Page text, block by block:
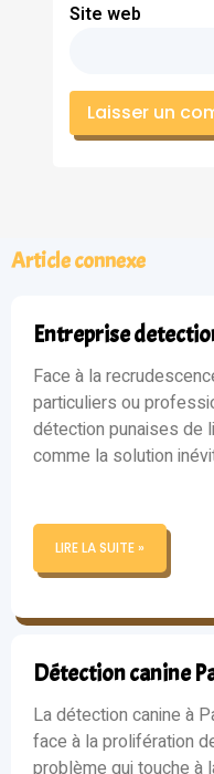
Site web
Article connexe
Entreprise
Face à la
particuliers ou
détection punaises de
comme la solution
LIRE LA SUITE »
Détection canine
La détection canine à
face à la prolifération